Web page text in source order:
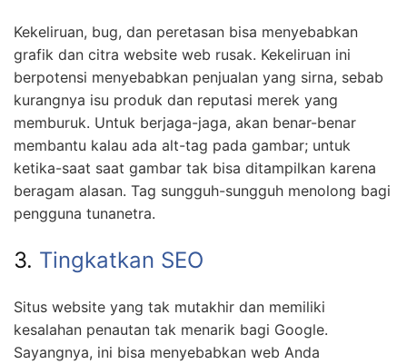
Kekeliruan, bug, dan peretasan bisa menyebabkan
grafik dan citra website web rusak. Kekeliruan ini
berpotensi menyebabkan penjualan yang sirna, sebab
kurangnya isu produk dan reputasi merek yang
memburuk. Untuk berjaga-jaga, akan benar-benar
membantu kalau ada alt-tag pada gambar; untuk
ketika-saat saat gambar tak bisa ditampilkan karena
beragam alasan. Tag sungguh-sungguh menolong bagi
pengguna tunanetra.
3. Tingkatkan SEO
Situs website yang tak mutakhir dan memiliki
kesalahan penautan tak menarik bagi Google.
Sayangnya, ini bisa menyebabkan web Anda